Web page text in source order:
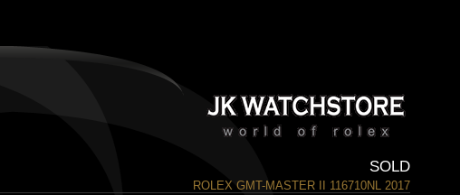
SOLD
ROLEX GMT-MASTER II 116710NL 2017